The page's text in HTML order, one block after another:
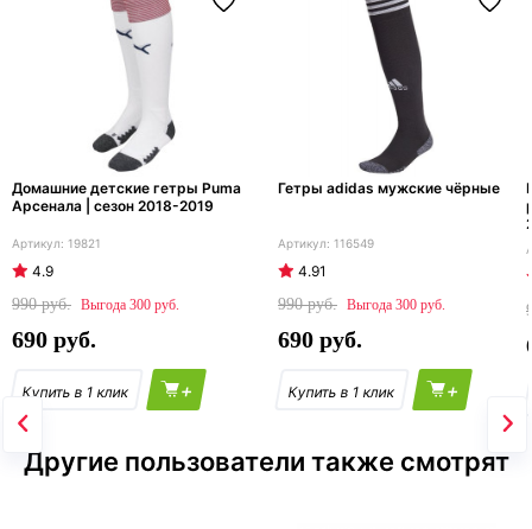
Домашние детские гетры Puma
Арсенала | сезон 2018-2019
19821
4.9
990
300
690
+
Гетры adidas мужские чёрные
116549
4.91
990
300
690
+
Другие пользователи также смотрят